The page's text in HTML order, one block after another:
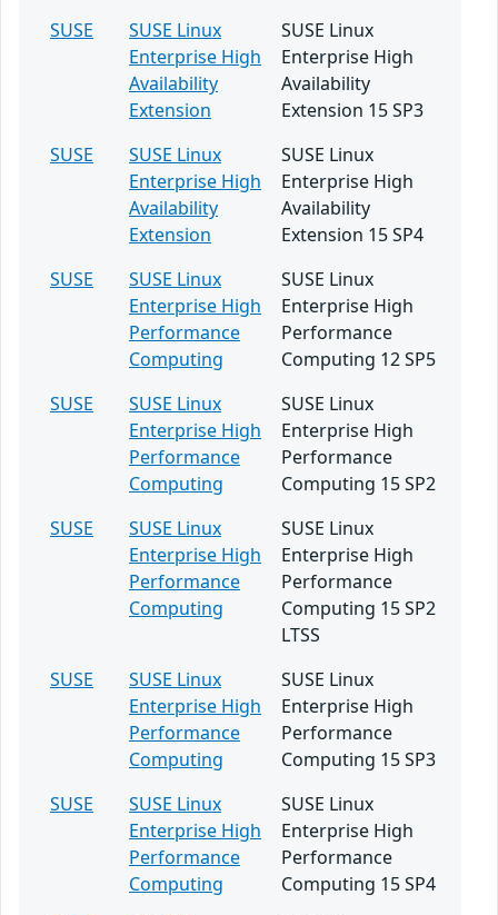
SUSE
SUSE Linux
Enterprise High
Availability
Extension
SUSE Linux
Enterprise High
Availability
Extension 15 SP3
SUSE
SUSE Linux
Enterprise High
Availability
Extension
SUSE Linux
Enterprise High
Availability
Extension 15 SP4
SUSE
SUSE Linux
Enterprise High
Performance
Computing
SUSE Linux
Enterprise High
Performance
Computing 12 SP5
SUSE
SUSE Linux
Enterprise High
Performance
Computing
SUSE Linux
Enterprise High
Performance
Computing 15 SP2
SUSE
SUSE Linux
Enterprise High
Performance
Computing
SUSE Linux
Enterprise High
Performance
Computing 15 SP2
LTSS
SUSE
SUSE Linux
Enterprise High
Performance
Computing
SUSE Linux
Enterprise High
Performance
Computing 15 SP3
SUSE
SUSE Linux
Enterprise High
Performance
Computing
SUSE Linux
Enterprise High
Performance
Computing 15 SP4